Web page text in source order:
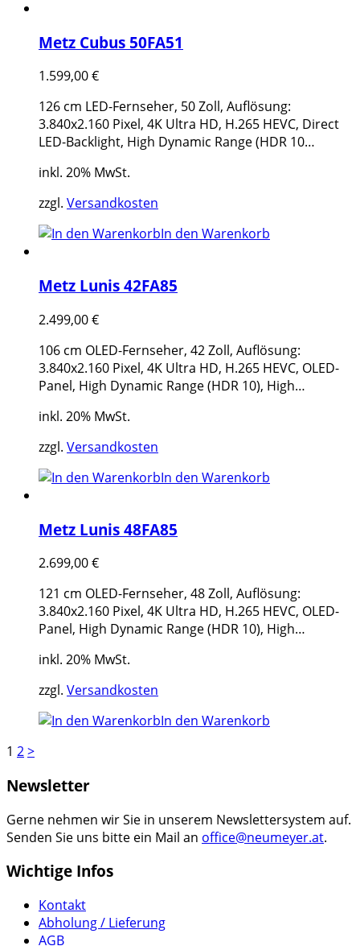
Metz Cubus 50FA51
1.599,00€
126 cm LED-Fernseher, 50 Zoll, Auflösung:
3.840x2.160 Pixel, 4K Ultra HD, H.265 HEVC, Direct
LED-Backlight, High Dynamic Range (HDR 10…
inkl. 20% MwSt.
zzgl. Versandkosten
In den Warenkorb
Metz Lunis 42FA85
2.499,00€
106 cm OLED-Fernseher, 42 Zoll, Auflösung:
3.840x2.160 Pixel, 4K Ultra HD, H.265 HEVC, OLED-
Panel, High Dynamic Range (HDR 10), High…
inkl. 20% MwSt.
zzgl. Versandkosten
In den Warenkorb
Metz Lunis 48FA85
2.699,00€
121 cm OLED-Fernseher, 48 Zoll, Auflösung:
3.840x2.160 Pixel, 4K Ultra HD, H.265 HEVC, OLED-
Panel, High Dynamic Range (HDR 10), High…
inkl. 20% MwSt.
zzgl. Versandkosten
In den Warenkorb
1 2>
Newsletter
Gerne nehmen wir Sie in unserem Newslettersystem auf.
Senden Sie uns bitte ein Mail an office@neumeyer.at.
Wichtige Infos
Kontakt
Abholung / Lieferung
AGB